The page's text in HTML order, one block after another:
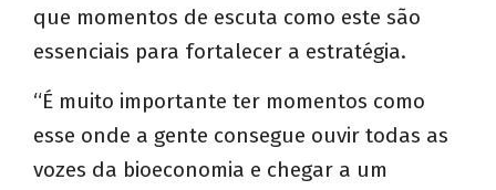
que momentos de escuta como este são
essenciais para fortalecer a estratégia.
“É muito importante ter momentos como
esse onde a gente consegue ouvir todas as
vozes da bioeconomia e chegar a um